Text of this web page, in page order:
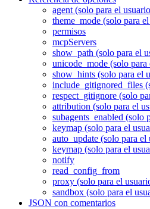
agent (solo para el
theme_mode (solo para
permisos
mcpServers
show_path (solo para el
unicode_mode (solo para
show_hints (solo para el
include_gitignored_files
respect_gitignore (solo
attribution (solo para el
subagents_enabled (solo
keymap (solo para el
auto_update (solo para el
keymap (solo para el
notify
read_config_from
proxy (solo para el
sandbox (solo para el
JSON con comentarios